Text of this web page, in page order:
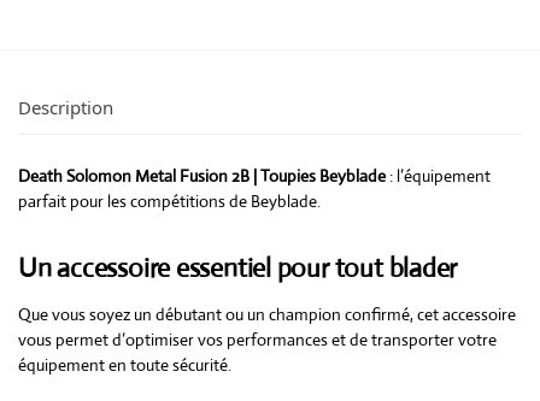
Description
Death Solomon Metal Fusion 2B | Toupies Beyblade : l’équipement
parfait pour les compétitions de Beyblade.
Un accessoire essentiel pour tout blader
Que vous soyez un débutant ou un champion confirmé, cet accessoire
vous permet d’optimiser vos performances et de transporter votre
équipement en toute sécurité.